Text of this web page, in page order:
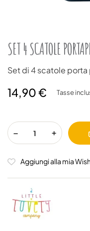
SET 4 SCATOLE
Set di 4 scatole porta
14,90 € Tasse
Aggiungi alla mia